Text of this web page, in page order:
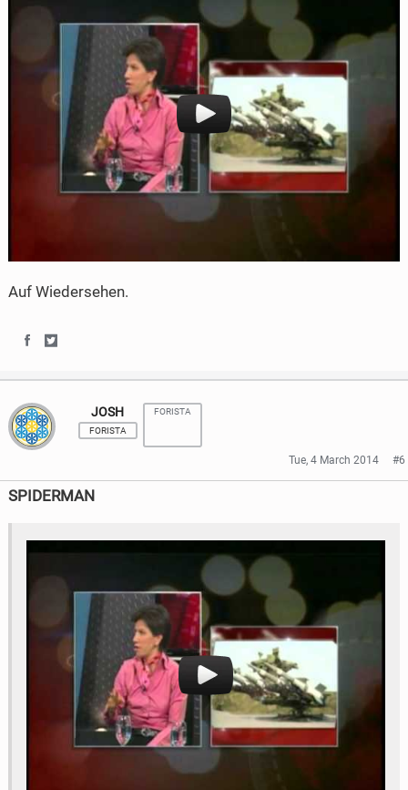
Auf Wiedersehen.
h
a
r
e
n
h
a
r
e
n
JOSH
FORISTA
FORISTA
Tue, 4 March 2014 #6
SPIDERMAN